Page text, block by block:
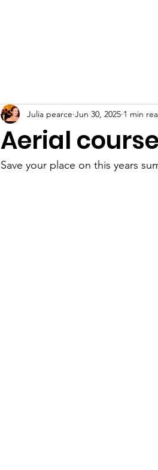
Aerial
Julia pearce Jun 30, 2025 1 min
Save your place on this years